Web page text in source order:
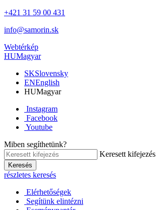
+421 31 59 00 431
info@samorin.sk
Webtérkép
HUMagyar
SKSlovensky
ENEnglish
HUMagyar
Instagram
Facebook
Youtube
Miben segíthetünk?
Keresett kifejezés
Keresés
részletes keresés
Elérhetőségek
Segítünk elintézni